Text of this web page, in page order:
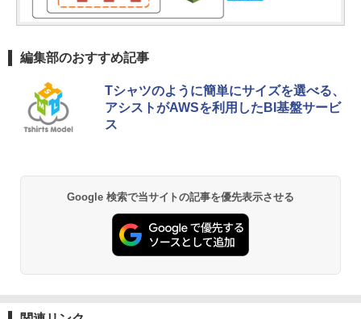
編集部のおすすめ記事
Tシャツのように簡単にサイズを選べる、
アシストがAWSを利用したBI基盤サービ
ス
Google 検索で当サイトの記事を優先表示させる